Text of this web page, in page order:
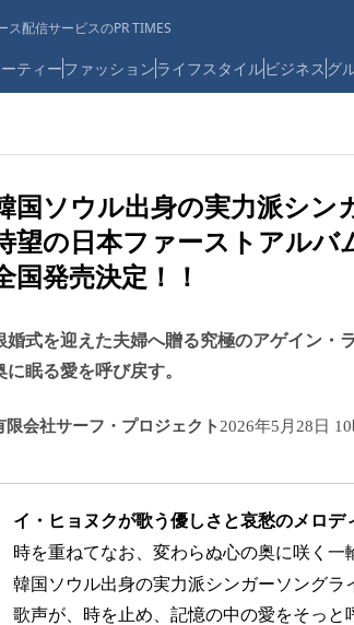
配信サービスのPR TIMES
ティーファッションライフスタイルビジネス グ
国ソウル出身の実力派シン
望の日本ファーストアルバ
国発売決定！！
婚式を迎えた夫婦へ贈る究極のアゲイン・
に眠る愛を呼び戻す。
限会社サーフ・プロジェクト 2026年5月28日
イ・ヒョヌクが歌う優しさと哀愁のメロデ
時を重ねてなお、変わらぬ心の奥に咲く一
韓国ソウル出身の実力派シンガーソング
歌声が、時を止め、記憶の中の愛をそっと